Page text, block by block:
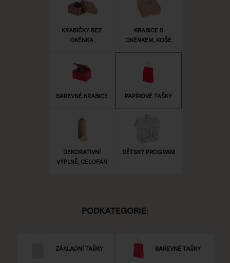
KRABIČKY BEZ
OKÉNKA
KRABICE S
OKÉNKEM, KOŠE
BAREVNÉ KRABICE PAPÍROVÉ TAŠKY
DEKORATIVNÍ
VÝPLNĚ, CELOFÁN
DĚTSKÝ PROGRAM
PODKATEGORIE:
ZÁKLADNÍ TAŠKY BAREVNÉ TAŠKY